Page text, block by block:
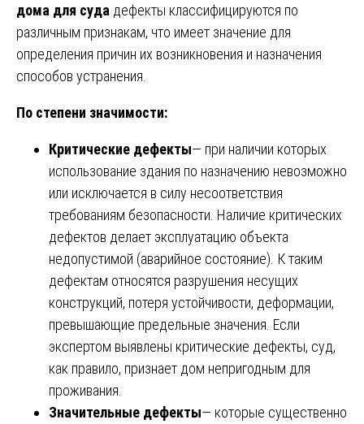
дома для суда дефекты классифицируются по
различным признакам, что имеет значение для
определения причин их возникновения и назначения
способов устранения.
По степени значимости:
Критические дефекты— при наличии которых
использование здания по назначению невозможно
или исключается в силу несоответствия
требованиям безопасности. Наличие критических
дефектов делает эксплуатацию объекта
недопустимой (аварийное состояние). К таким
дефектам относятся разрушения несущих
конструкций, потеря устойчивости, деформации,
превышающие предельные значения. Если
экспертом выявлены критические дефекты, суд,
как правило, признает дом непригодным для
проживания.
Значительные дефекты— которые существенно